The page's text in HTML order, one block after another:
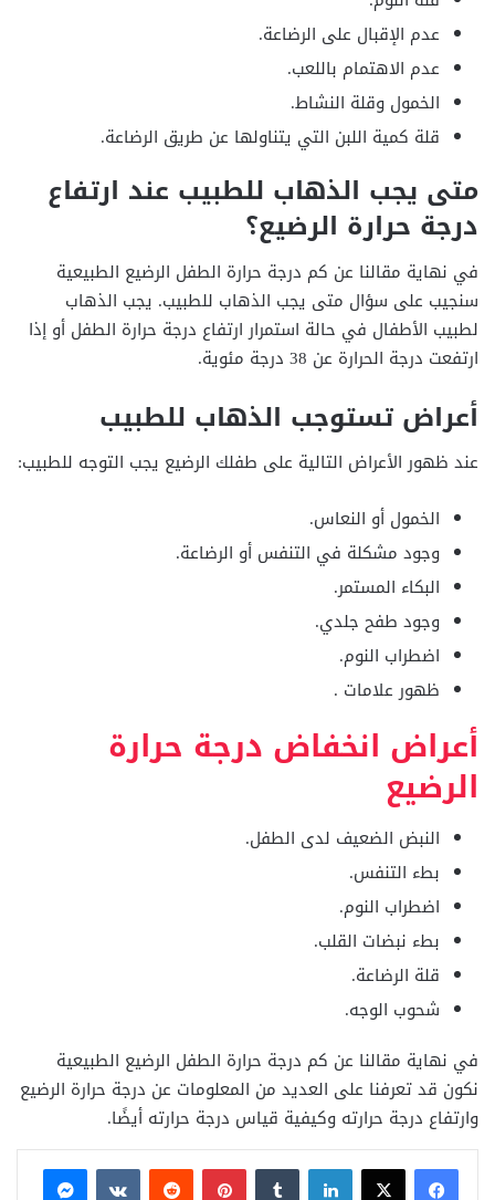
عدم الإقبال على الرضاعة.
عدم الاهتمام باللعب.
الخمول وقلة النشاط.
قلة كمية اللبن التي يتناولها عن طريق الرضاعة.
متى يجب الذهاب للطبيب عند ارتفاع
درجة حرارة الرضيع؟
في نهاية مقالنا عن كم درجة حرارة الطفل الرضيع الطبيعية
سنجيب على سؤال متى يجب الذهاب للطبيب. يجب الذهاب
لطبيب الأطفال في حالة استمرار ارتفاع درجة حرارة الطفل أو إذا
ارتفعت درجة الحرارة عن 38 درجة مئوية.
أعراض تستوجب الذهاب للطبيب
عند ظهور الأعراض التالية على طفلك الرضيع يجب التوجه للطبيب:
الخمول أو النعاس.
وجود مشكلة في التنفس أو الرضاعة.
البكاء المستمر.
وجود طفح جلدي.
اضطراب النوم.
ظهور علامات .
أعراض انخفاض درجة حرارة
الرضيع
النبض الضعيف لدى الطفل.
بطء التنفس.
اضطراب النوم.
بطء نبضات القلب.
قلة الرضاعة.
شحوب الوجه.
في نهاية مقالنا عن كم درجة حرارة الطفل الرضيع الطبيعية
نكون قد تعرفنا على العديد من المعلومات عن درجة حرارة الرضيع
وارتفاع درجة حرارته وكيفية قياس درجة حرارته أيضًا.
فيسبوكX لينكدإن بينتيريست
ماسنجر